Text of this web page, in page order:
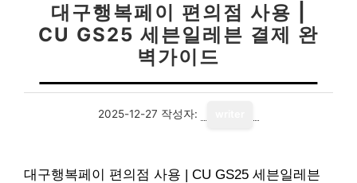
대구행복페이 편의점 사용 |
CU GS25 세븐일레븐 결제 완
벽가이드
2025-12-27 작성자:
대구행복페이 편의점 사용 | CU GS25 세븐일레븐